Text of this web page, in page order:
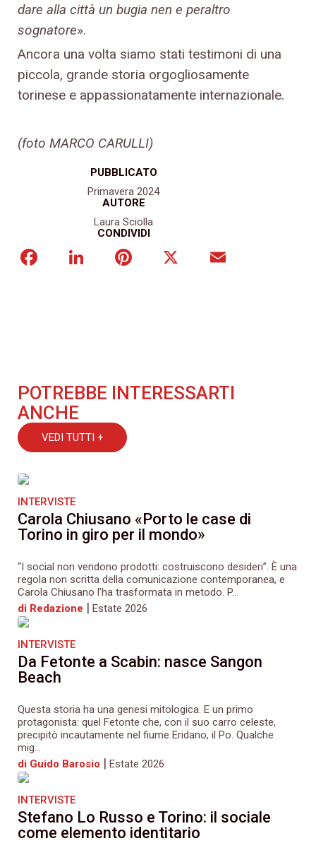
PUBBLICATO
Primavera 2024
AUTORE
Laura Sciolla
CONDIVIDI
FacebookLinkedInPinterest
dare alla città un bugia nen e peraltro
sognatore».
Ancora una volta siamo stati testimoni di una
piccola, grande storia orgogliosamente
torinese e appassionatamente internazionale.
(foto MARCO CARULLI)
POTREBBE INTERESSARTI
ANCHE
VEDI TUTTI +
INTERVISTE
Carola Chiusano «Porto le case di
Torino in giro per il mondo»
“I social non vendono prodotti: costruiscono desideri”. È una
regola non scritta della comunicazione contemporanea, e
Carola Chiusano l’ha trasformata in metodo. P...
di Redazione | Estate 2026
INTERVISTE
Da Fetonte a Scabin: nasce Sangon
Beach
Questa storia ha una genesi mitologica. E un primo
protagonista: quel Fetonte che, con il suo carro celeste,
precipitò incautamente nel fiume Eridano, il Po. Qualche
mig...
di Guido Barosio | Estate 2026
INTERVISTE
Stefano Lo Russo e Torino: il sociale
come elemento identitario